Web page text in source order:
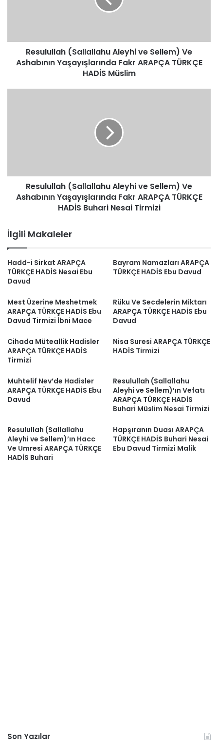
Fakr
ARAPÇA
TÜRKÇE
Resulullah (Sallallahu Aleyhi ve Sellem) Ve
Ashabının Yaşayışlarında Fakr ARAPÇA TÜRKÇE
HADİS Müslim
Fakr
ARAPÇA
TÜRKÇE
Tirmizi
Resulullah (Sallallahu Aleyhi ve Sellem) Ve
Ashabının Yaşayışlarında Fakr ARAPÇA TÜRKÇE
HADİS Buhari Nesai Tirmizi
İlgili Makaleler
Hadd-i Sirkat ARAPÇA
TÜRKÇE HADİS Nesai Ebu
Davud
Bayram Namazları ARAPÇA
TÜRKÇE HADİS Ebu Davud
Mest Üzerine Meshetmek
ARAPÇA TÜRKÇE HADİS Ebu
Davud Tirmizi İbni Mace
Rüku Ve Secdelerin Miktarı
ARAPÇA TÜRKÇE HADİS Ebu
Davud
Cihada Müteallik Hadisler
ARAPÇA TÜRKÇE HADİS
Tirmizi
Nisa Suresi ARAPÇA TÜRKÇE
HADİS Tirmizi
Muhtelif Nev’de Hadisler
ARAPÇA TÜRKÇE HADİS Ebu
Davud
Resulullah (Sallallahu
Aleyhi ve Sellem)’ın Vefatı
ARAPÇA TÜRKÇE HADİS
Buhari Müslim Nesai Tirmizi
Resulullah (Sallallahu
Aleyhi ve Sellem)’ın Hacc
Ve Umresi ARAPÇA TÜRKÇE
HADİS Buhari
Hapşıranın Duası ARAPÇA
TÜRKÇE HADİS Buhari Nesai
Ebu Davud Tirmizi Malik
Son Yazılar